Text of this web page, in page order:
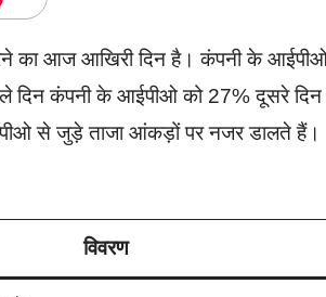
का आज आखिरी दिन है। कंपनी के
दिन कंपनी के आईपीओ को 27% दूसरे दिन
से जुड़े ताजा आंकड़ों पर नजर डालते हैं।
विवरण